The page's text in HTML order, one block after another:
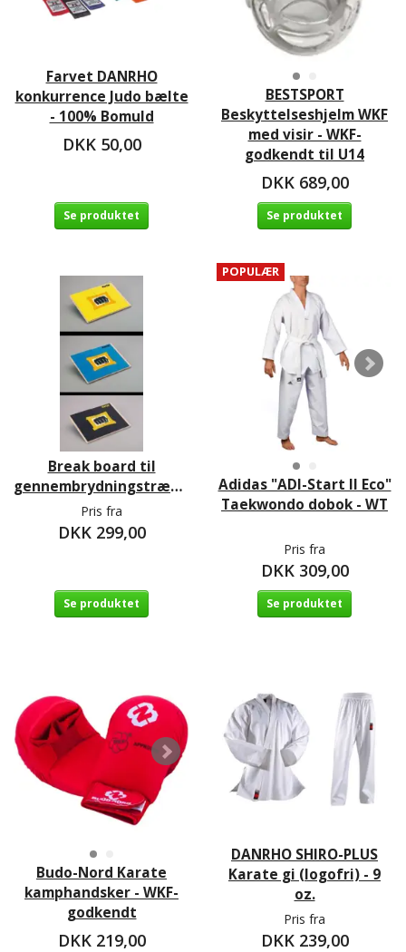
Farvet DANRHO
konkurrence Judo bælte
- 100% Bomuld
DKK 50,00
Se produktet
BESTSPORT
Beskyttelseshjelm WKF
med visir - WKF-
godkendt til U14
DKK 689,00
Se produktet
Break board til
gennembrydningstræning
Pris fra
DKK 299,00
Se produktet
POPULÆR
Adidas "ADI-Start II Eco"
Taekwondo dobok - WT
Pris fra
DKK 309,00
Se produktet
Budo-Nord Karate
kamphandsker - WKF-
godkendt
DKK 219,00
DANRHO SHIRO-PLUS
Karate gi (logofri) - 9
oz.
Pris fra
DKK 239,00